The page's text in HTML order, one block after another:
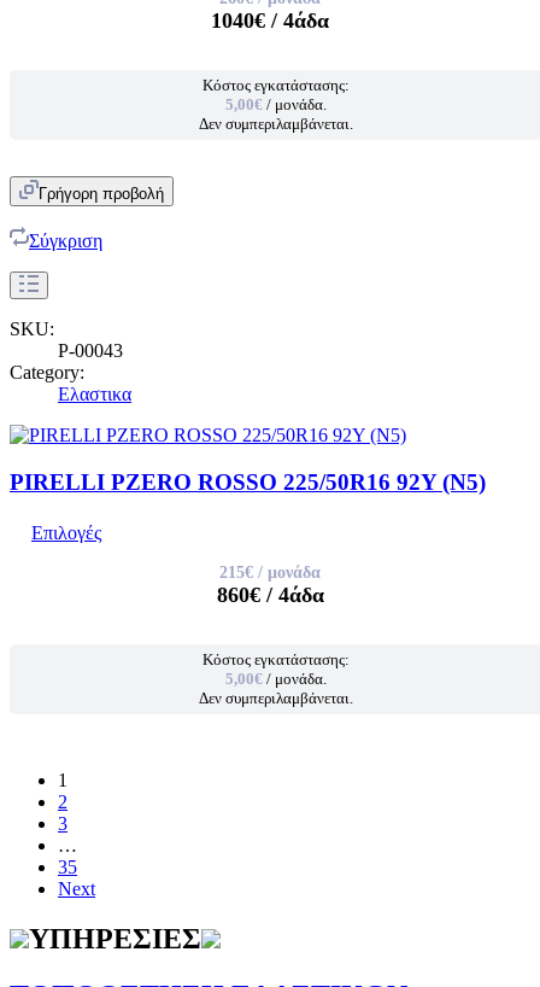
1040€ / 4άδα
Κόστος εγκατάστασης:
5,00€ / μονάδα.
Δεν συμπεριλαμβάνεται.
Γρήγορη προβολή
Σύγκριση
SKU:
P-00043
Category:
Ελαστικα
PIRELLI PZERO ROSSO 225/50R16 92Y (N5)
Επιλογές
215€ / μονάδα
860€/ 4άδα
Κόστος εγκατάστασης:
5,00€ / μονάδα.
Δεν συμπεριλαμβάνεται.
1
2
3
…
35
Next
ΥΠΗΡΕΣΙΕΣ